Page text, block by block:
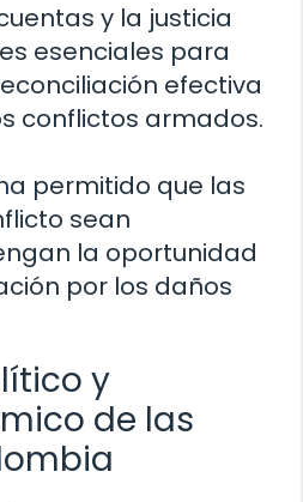
y la justicia
esenciales para
efectiva
conflictos armados.
permitido que las
sean
la oportunidad
por los daños
y
de las